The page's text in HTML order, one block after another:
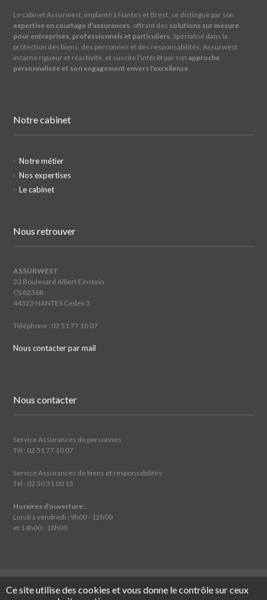
Le cabinet Assurwest, implanté à Nantes et Brest, se distingue par son
expertise en courtage d'assurances, offrant des solutions sur mesure
pour entreprises, professionnels et particuliers. Spécialisé dans la
protection des biens, des personnes et des responsabilités, Assurwest
incarne rigueur et réactivité, et suscite l'intérêt par sonapproche
personnalisée et son engagement envers l'excellence.
Notre cabinet
Notre métier
Nos expertises
Le cabinet
Nous retrouver
ASSURWEST
23 Boulevard Albert Einstein
CS 82368
44323 NANTES Cedex 3
Téléphone : 02 51 77 10 07
Nous contacter par mail
Nous contacter
Service Assurances de personnes
Tél : 02 51 77 10 07
Service Assurances de biens et responsabilités
Tél : 02 30 31 00 13
Horaires d’ouverture :
Lundi à vendredi : 9h00 - 12h00
et 14h00 - 18h00
Mentions légales Traitement des réclamations
Tous droits
2026 Assurwest
Ce site utilise des cookies et vous donne le contrôle sur ceux